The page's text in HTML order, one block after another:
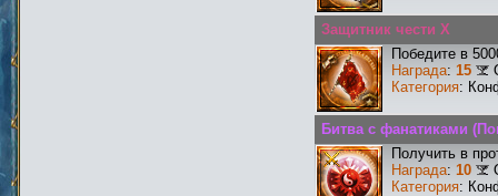
Защитник чести X
Победите в
Награда: 15
Категория:
Битва с фанатиками
Получить в
Награда: 10
Категория: